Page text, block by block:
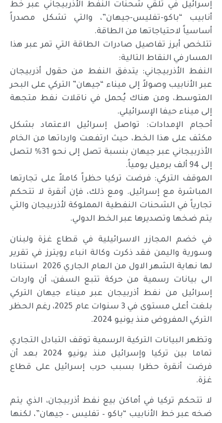
إسرائيل في تلقي شحنات النفط الأذربيجاني عبر خط
أنابيب “باكو-تفليس-جيهان”، والتي تشكل مصدراً
أساسياً لاحتياجاتها من الطاقة.
تتلخص أبرز تفاصيل صادرات الطاقة التي تمر عبر هذا
المسار في النقاط التالية:
النفط الأذربيجاني: يتدفق النفط من حقول أذربيجان
عبر الأنابيب وصولاً إلى ميناء “جيهان” التركي على البحر
المتوسط، ومن هناك يُحمل في ناقلات نفط متجهة
إلى ميناء حيفا الإسرائيلي.
أحجام الإمدادات: تواصل إسرائيل الاعتماد بشكل
مكثف على هذا الخط، حيث ارتفعت وارداتها من الخام
الأذربيجاني عبر جيهان بنسبة تصل إلى نحو 31% لتصل
إلى 94 ألف برميل يومياً.
الموقف التركي: فرضت تركيا حظراً كاملاً على تجارتها
المباشرة مع إسرائيل. ومع ذلك، فإن أنقرة لا تتحكم
تجارياً في الشحنات النفطية المملوكة لأذربيجان والتي
يتم ضخها وتصديرها عبر الخط الدولي.
في خضم المجازر الاسرائيلية في قطاع غزة ولبنان
وسورية واليمن فقد ذكرت وكالة انباء رويترز في تقرير
لها نهاية الشهر الاول من العام الجاري 2026 استنادا
الى بيانات رسمية من حركة تتبع السفن، أن واردات
إسرائيل من نفط أذربيجان عبر ميناء جيهان التركي
بلغت أعلى مستوى في 3 سنوات عام 2025، رغم الحظر
التركي المفروض منذ يونيو 2024.
وتظهر البيانات التركية الرسمية توقف التبادل التجاري
تماما بين تركيا وإسرائيل منذ يونيو 2024 بعد أن
فرضت أنقرة حظرا بسبب حرب إسرائيل على قطاع
غزة.
لا تتحكم تركيا في أماكن بيع نفط أذربيجان، الذي يتم
ضخه عبر خط الأنابيب “باكو – تفليس – جيهان”، لكنها